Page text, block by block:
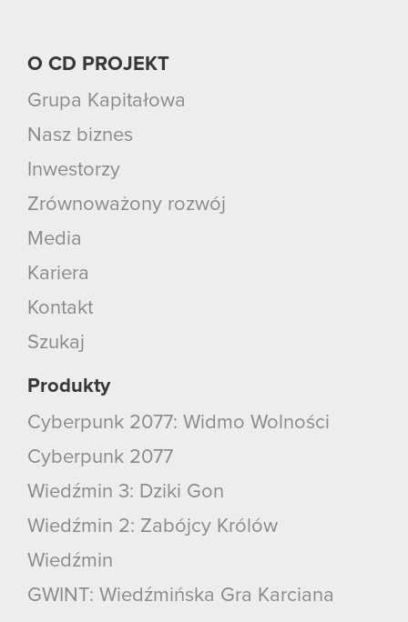
O CD PROJEKT
Grupa Kapitałowa
Nasz biznes
Inwestorzy
Zrównoważony rozwój
Media
Kariera
Kontakt
Szukaj
Produkty
Cyberpunk 2077: Widmo Wolności
Cyberpunk 2077
Wiedźmin 3: Dziki Gon
Wiedźmin 2: Zabójcy Królów
Wiedźmin
GWINT: Wiedźmińska Gra Karciana